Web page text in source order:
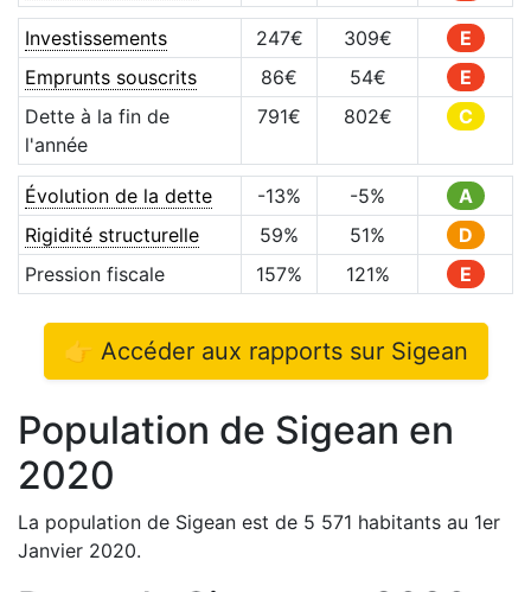
Investissements 247€ 309€
E
Emprunts souscrits
86€ 54€
E
Dette à la fin de
l'année
791€ 802€ C
Évolution de la dette -13% -5%
A
Rigidité structurelle
59% 51%
D
Pression fiscale
157% 121% E
👉 Accéder aux rapports sur Sigean
Population de Sigean en
2020
La population de Sigean est de 5 571 habitants au 1er
Janvier 2020.